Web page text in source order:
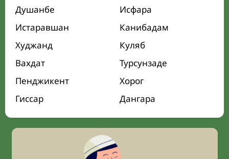
Душанбе
Исфара
Истаравшан
Канибадам
Худжанд
Куляб
Вахдат
Турсунзаде
Пенджикент
Хорог
Гиссар
Дангара